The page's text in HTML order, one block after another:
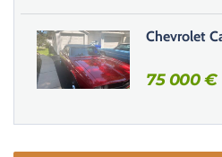
Chevrolet
75 000€